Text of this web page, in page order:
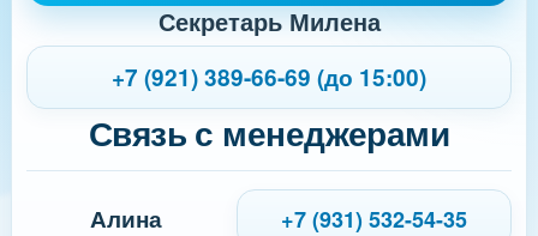
Секретарь Милена
+7 (921) 389-66-69 (до 15:00)
Связь с менеджерами
Алина +7 (931) 532-54-35